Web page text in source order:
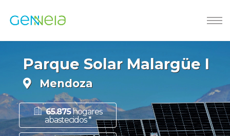
Mendoza
Parque Solar Malargüe I
65.875hogares
abastecidos *